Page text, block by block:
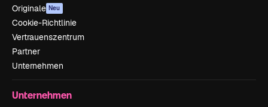
Originale Neu
Cookie-Richtlinie
Vertrauenszentrum
Partner
Unternehmen
Unternehmen